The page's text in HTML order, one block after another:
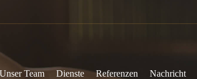
Unser Team Dienste Referenzen Nachricht